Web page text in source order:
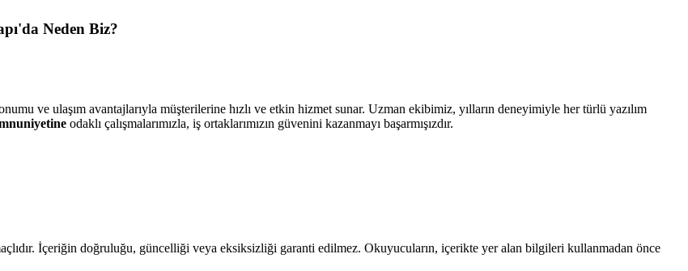
Neden Biz?
ve ulaşım avantajlarıyla müşterilerine hızlı ve etkin hizmet sunar. Uzman ekibimiz, yılların deneyimiyle her türlü yazılım
odaklı çalışmalarımızla, iş ortaklarımızın güvenini kazanmayı başarmışızdır.
İçeriğin doğruluğu, güncelliği veya eksiksizliği garanti edilmez. Okuyucuların, içerikte yer alan bilgileri kullanmadan önce